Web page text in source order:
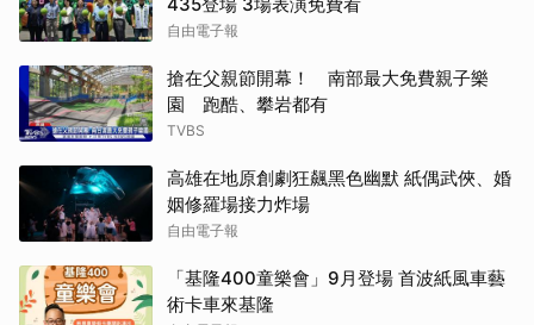
自由電子報
搶在父親節開幕！ 南部最大免費親子樂
園 跑酷、攀岩都有
TVBS
高雄在地原創劇狂飆黑色幽默 紙偶武俠、婚
姻修羅場接力炸場
自由電子報
「基隆400童樂會」9月登場 首波紙風車藝
術卡車來基隆